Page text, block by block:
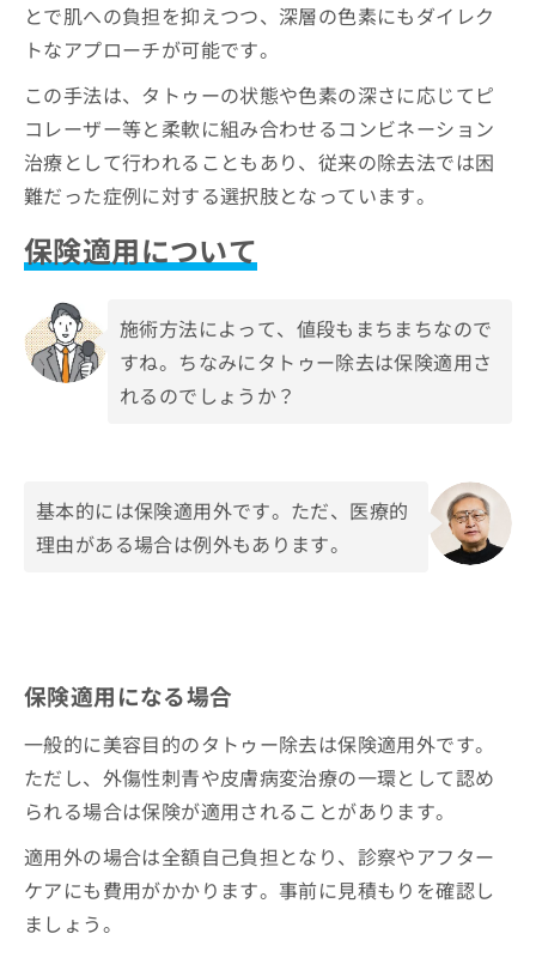
とで肌への負担を抑えつつ、深層の色素にもダイレク
トなアプローチが可能です。
この手法は、タトゥーの状態や色素の深さに応じてピ
コレーザー等と柔軟に組み合わせるコンビネーション
治療として行われることもあり、従来の除去法では困
難だった症例に対する選択肢となっています。
保険適用について
施術方法によって、値段もまちまちなので
すね。ちなみにタトゥー除去は保険適用さ
れるのでしょうか？
基本的には保険適用外です。ただ、医療的
理由がある場合は例外もあります。
保険適用になる場合
一般的に美容目的のタトゥー除去は保険適用外です。
ただし、外傷性刺青や皮膚病変治療の一環として認め
られる場合は保険が適用されることがあります。
適用外の場合は全額自己負担となり、診察やアフター
ケアにも費用がかかります。事前に見積もりを確認し
ましょう。